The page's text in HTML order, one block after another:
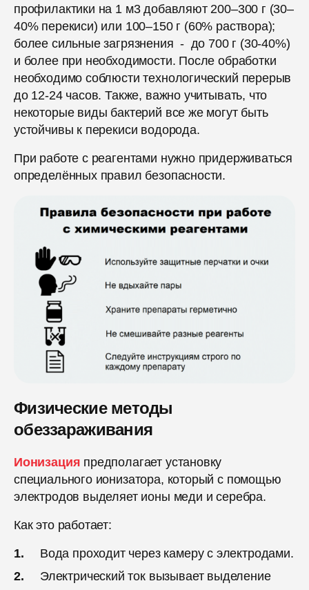
профилактики на 1 м3 добавляют 200–300 г (30–
40% перекиси) или 100–150 г (60% раствора);
более сильные загрязнения - до 700 г (30-40%)
и более при необходимости. После обработки
необходимо соблюсти технологический перерыв
до 12-24 часов. Также, важно учитывать, что
некоторые виды бактерий все же могут быть
устойчивы к перекиси водорода.
При работе с реагентами нужно придерживаться
определённых правил безопасности.
Физические методы
обеззараживания
Ионизация предполагает установку
специального ионизатора, который с помощью
электродов выделяет ионы меди и серебра.
Как это работает:
Вода проходит через камеру с электродами.
Электрический ток вызывает выделение